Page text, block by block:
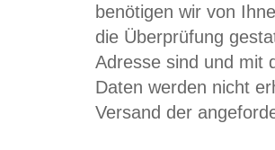
benötigen wir von
die Überprüfung
Adresse sind und mit
Daten werden nicht
Versand der